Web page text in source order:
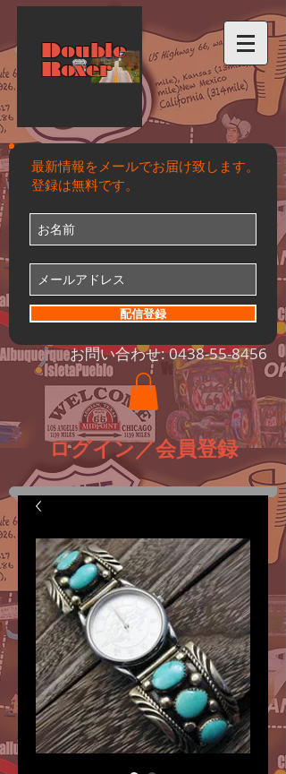
Double
Roxer
お問い合わせ:0438-55-8456
最新情報をメールでお届け致します。
登録は無料です。
配信登録
ログイン／会員登録